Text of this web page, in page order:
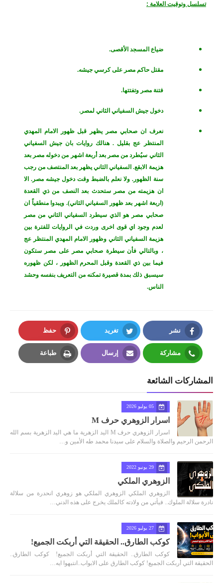
تسلسل وتوقيت العلامة :
ضياع المسجد الأقصى.
مقتل حاكم مصر على كرسي جيشه.
فتنة مصر وتفتتها.
دخول جيش السفياني الثاني لمصر.
نعرف ان صحابي مصر يظهر قبل ظهور الامام المهدي
المنتظر عج بقليل . هنالك روايات بان جيش السفياني
الثاني سيُطرد من مصر بعد أربعة اشهر من دخوله مصر بعد
هزيمة الابقع. السفياني الثاني يظهر بعد المنتصف من رجب
سنة الظهور. ولا نعلم بالضبط وقت دخول جيشه مصر. الا
ان هزيمته من مصر ستحدث بعد النصف من ذي القعدة
(اربعة اشهر بعد ظهور السفياني الثاني). ويبدوا منطقياً ان
صحابي مصر هو الذي سيطرد السفياني الثاني من مصر
لعدم وجود اي قوى اخرى وردت في الروايات للفترة بين
هزيمة السفياني الثاني وظهور الامام المهدي المنتظر عج
، وبالتالي فأن سيطرة صحابي مصر على مصر ستكون
فيما بين ذي القعدة وقبل المحرم الظهور ، لكن ظهوره
سيسبق ذلك بمدة قصيرة تمكنه من التعريف بنفسه وحشد
الناس.
نشر
Facebook
تغريد
Twitter
حفظ
Pinterest
مشاركة إرسال طباعة
المشاركات الشائعة
05 يوليو 2026
اسرار الزوهري حرف M
اسرار الزوهري حرف M اليد الزهرية ما هي اليد الزهرية بسم الله
الرحمن الرحيم والصلاة والسلام على سيدنا محمد طه الأمين و…
29 يونيو 2022
الزوهري الملكي
الزوهري الملكي الزوهري الملكي هو زوهري انحدرة من سلالة
نادرة سلالة الملوك.. فيأتي من ولادته كالملك يخرج على هذه الدني…
27 يوليو 2026
كوكب الطارق.. الحقيقة التي أربكت الجميع!
كوكب الطارق.. الحقيقة التي أربكت الجميع! كوكب الطارق..
الحقيقة التي أربكت الجميع! كوكب الطارق على الابواب..انتبهوا ايه…